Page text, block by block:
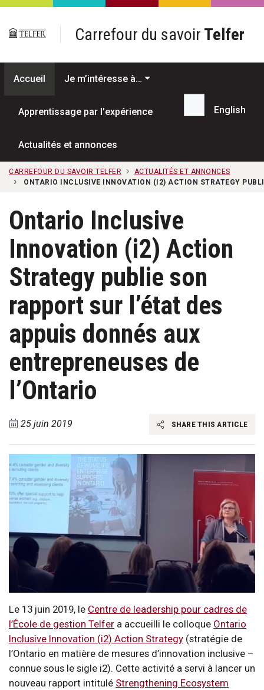
Passer au contenu principal
Carrefour du savoir Telfer
Accueil Je m’intéresse à…
Apprentissage par l'expérience
Actualités et annonces
Recherche...
English
CARREFOUR DU SAVOIR TELFER
ACTUALITÉS ET ANNONCES
ONTARIO INCLUSIVE INNOVATION (I2) ACTION STRATEGY
Ontario Inclusive
Innovation (i2) Action
Strategy publie son
rapport sur l’état des
appuis donnés aux
entrepreneuses de
l’Ontario
25 juin 2019 SHARE THIS ARTICLE
Le 13 juin 2019, le Centre de leadership pour cadres de
l’École de gestion Telfer a accueilli le colloque Ontario
Inclusive Innovation (i2) Action Strategy (stratégie de
l’Ontario en matière de mesures d’innovation inclusive –
connue sous le sigle i2). Cette activité a servi à lancer un
nouveau rapport intitulé Strengthening Ecosystem